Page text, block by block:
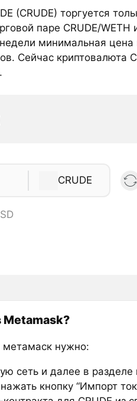
(CRUDE) торгуется
паре CRUDE/
минимальная цена
Сейчас криптовалюта
CRUDE
Metamask?
метамаск нужно:
сеть и далее в разделе
кнопку “Импорт